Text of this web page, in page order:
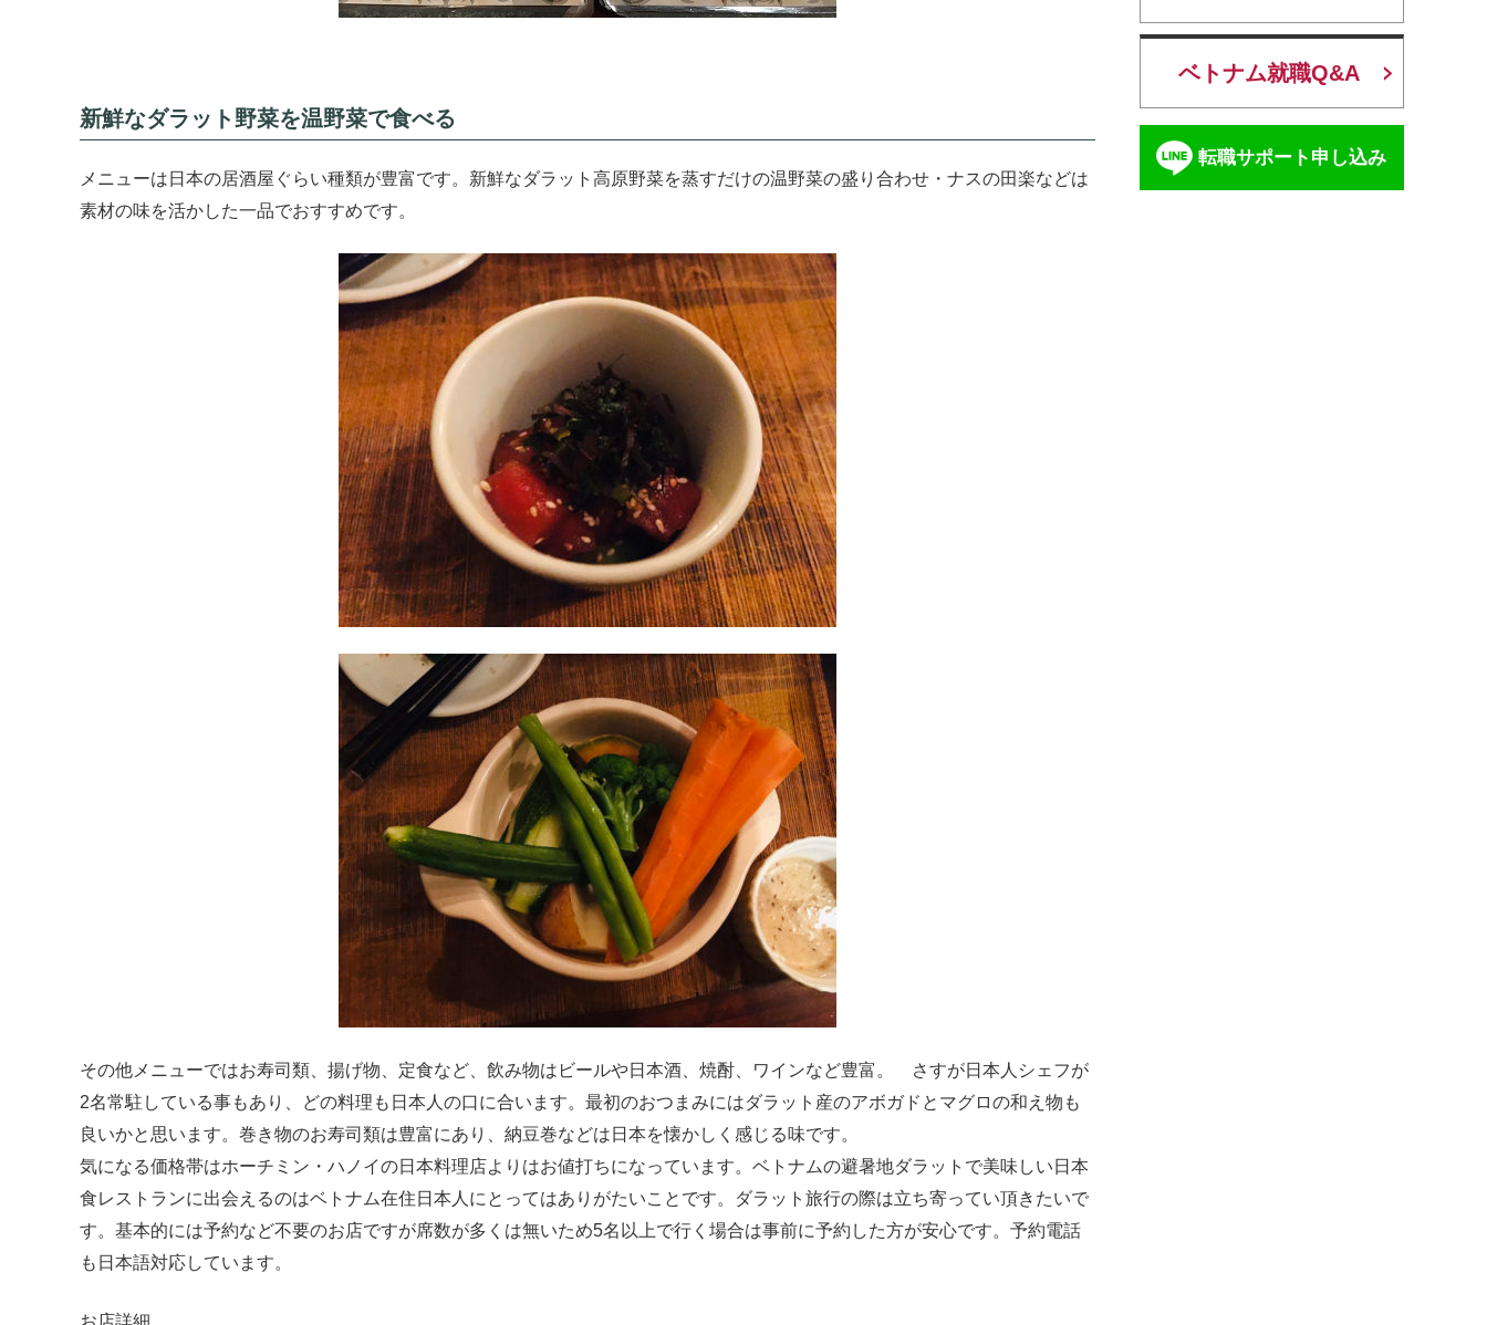
新鮮なダラット野菜を温野菜で食べる
メニューは日本の居酒屋ぐらい種類が豊富です。新鮮なダラット高原野菜を蒸すだけの温野菜の盛り合わせ・ナスの田楽などは
素材の味を活かした一品でおすすめです。
その他メニューではお寿司類、揚げ物、定食など、飲み物はビールや日本酒、焼酎、ワインなど豊富。 さすが日本人シェフが
2名常駐している事もあり、どの料理も日本人の口に合います。最初のおつまみにはダラット産のアボガドとマグロの和え物も
良いかと思います。巻き物のお寿司類は豊富にあり、納豆巻などは日本を懐かしく感じる味です。
気になる価格帯はホーチミン・ハノイの日本料理店よりはお値打ちになっています。ベトナムの避暑地ダラットで美味しい日本
食レストランに出会えるのはベトナム在住日本人にとってはありがたいことです。ダラット旅行の際は立ち寄ってい頂きたいで
す。基本的には予約など不要のお店ですが席数が多くは無いため5名以上で行く場合は事前に予約した方が安心です。予約電話
も日本語対応しています。
お店詳細
ベトナム就職Q&A
転職サポート申し込み